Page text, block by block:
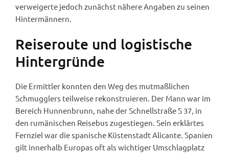
verweigerte jedoch zunächst nähere Angaben zu seinen
Hintermännern.
Reiseroute und logistische
Hintergründe
Die Ermittler konnten den Weg des mutmaßlichen
Schmugglers teilweise rekonstruieren. Der Mann war im
Bereich Hunnenbrunn, nahe der Schnellstraße S 37, in
den rumänischen Reisebus zugestiegen. Sein erklärtes
Fernziel war die spanische Küstenstadt Alicante. Spanien
gilt innerhalb Europas oft als wichtiger Umschlagplatz